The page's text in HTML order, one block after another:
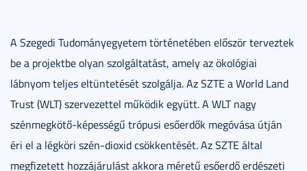
A Szegedi Tudományegyetem történetében először terveztek
be a projektbe olyan szolgáltatást, amely az ökológiai
lábnyom teljes eltüntetését szolgálja. Az SZTE a World Land
Trust (WLT) szervezettel működik együtt. A WLT nagy
szénmegkötő-képességű trópusi esőerdők megóvása útján
éri el a légköri szén-dioxid csökkentését. Az SZTE által
megfizetett hozzájárulást akkora méretű esőerdő erdészeti